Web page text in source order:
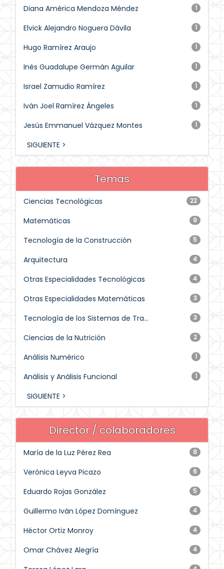
1
Diana América Mendoza Méndez
1
Elvick Alejandro Noguera Dávila
1
Hugo Ramírez Araujo
1
Inés Guadalupe Germán Aguilar
1
Israel Zamudio Ramírez
1
Iván Joel Ramírez Ángeles
1
Jesús Emmanuel Vázquez Montes
SIGUIENTE >
Temas
22
Ciencias Tecnológicas
9
Matemáticas
5
Tecnología de la Construcción
4
Arquitectura
4
Otras Especialidades Tecnológicas
3
Otras Especialidades Matemáticas
3
Tecnología de los Sistemas de Tra...
2
Ciencias de la Nutrición
1
Análisis Numérico
1
Análisis y Análisis Funcional
SIGUIENTE >
Director / colaboradores
8
María de la Luz Pérez Rea
6
Verónica Leyva Picazo
5
Eduardo Rojas González
4
Guillermo Iván López Domínguez
4
Héctor Ortiz Monroy
4
Omar Chávez Alegría